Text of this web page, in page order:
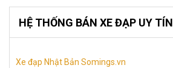
HỆ THỐNG BÁN XE ĐẠP UY TÍN
Xe đạp Nhật Bản Somings.vn